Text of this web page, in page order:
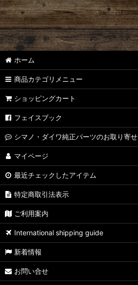
ホーム
商品カテゴリメニュー
ショッピングカート
フェイスブック
シマノ・ダイワ純正パーツのお取り寄せ
マイページ
最近チェックしたアイテム
特定商取引法表示
ご利用案内
International shipping guide
新着情報
お問い合せ